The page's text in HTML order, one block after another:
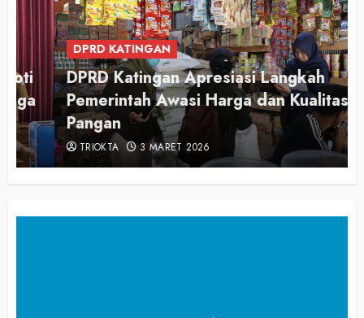
DPRD KATINGAN
DPRD Katingan Apresiasi Langkah
Pemerintah Awasi Harga dan Kualitas
Pangan
TRIOKTA 3 MARET 2026